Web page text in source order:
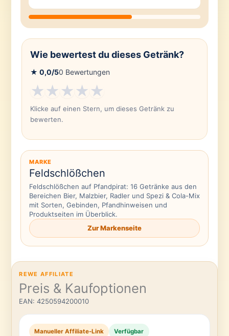
Wie bewertest du dieses Getränk?
★ 0,0/50 Bewertungen
★★★★★
Klicke auf einen Stern, um dieses Getränk zu
bewerten.
MARKE
Feldschlößchen
Feldschlößchen auf Pfandpirat: 16 Getränke aus den
Bereichen Bier, Malzbier, Radler und Spezi & Cola-Mix
mit Sorten, Gebinden, Pfandhinweisen und
Produktseiten im Überblick.
Zur Markenseite
REWE AFFILIATE
Preis & Kaufoptionen
EAN: 4250594200010
Manueller Affiliate-Link Verfügbar